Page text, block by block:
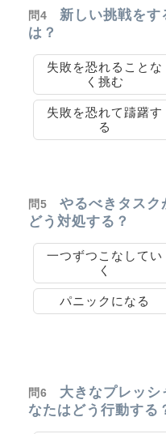
問4
新しい挑戦をす
は？
失敗を恐れることな
く挑む
失敗を恐れて躊躇す
る
問5
やるべきタスク
どう対処する？
一つずつこなしてい
く
パニックになる
問6
大きなプレッシ
なたはどう行動する